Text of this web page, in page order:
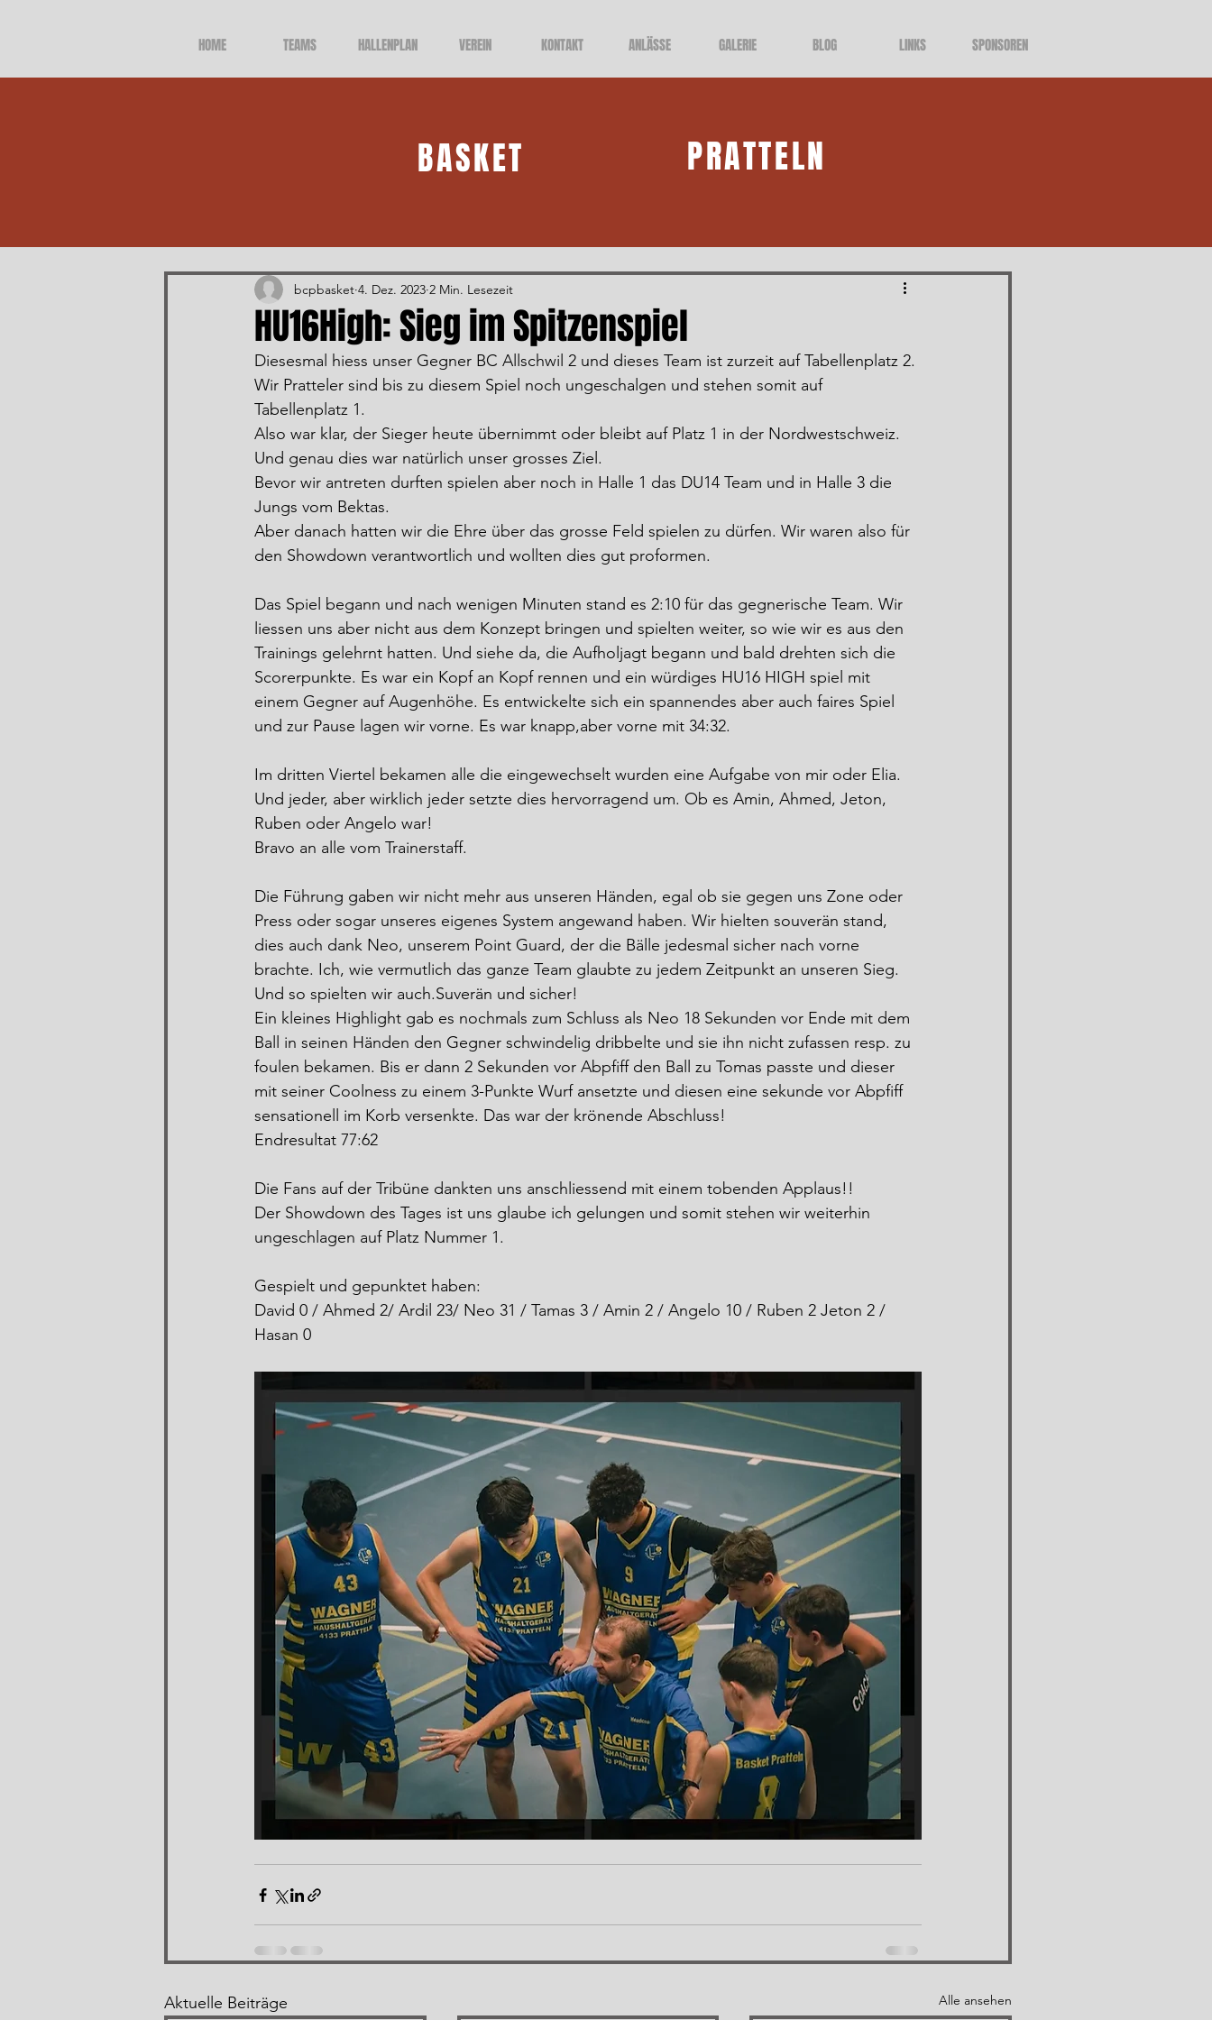
HOME TEAMS HALLENPLAN VEREIN KONTAKT ANLÄSSE GALERIE BLOG LINKS SPONSOREN
BASKET PRATTELN
HU16High: Sieg im Spitzenspiel
bcpbasket 4. Dez. 2023 2 Min. Lesezeit
Diesesmal hiess unser Gegner BC Allschwil 2 und dieses Team ist zurzeit auf Tabellenplatz 2.
Wir Pratteler sind bis zu diesem Spiel noch ungeschalgen und stehen somit auf
Tabellenplatz 1.
Also war klar, der Sieger heute übernimmt oder bleibt auf Platz 1 in der Nordwestschweiz.
Und genau dies war natürlich unser grosses Ziel.
Bevor wir antreten durften spielen aber noch in Halle 1 das DU14 Team und in Halle 3 die
Jungs vom Bektas.
Aber danach hatten wir die Ehre über das grosse Feld spielen zu dürfen. Wir waren also für
den Showdown verantwortlich und wollten dies gut proformen.
Das Spiel begann und nach wenigen Minuten stand es 2:10 für das gegnerische Team. Wir
liessen uns aber nicht aus dem Konzept bringen und spielten weiter, so wie wir es aus den
Trainings gelehrnt hatten. Und siehe da, die Aufholjagt begann und bald drehten sich die
Scorerpunkte. Es war ein Kopf an Kopf rennen und ein würdiges HU16 HIGH spiel mit
einem Gegner auf Augenhöhe. Es entwickelte sich ein spannendes aber auch faires Spiel
und zur Pause lagen wir vorne. Es war knapp,aber vorne mit 34:32.
Im dritten Viertel bekamen alle die eingewechselt wurden eine Aufgabe von mir oder Elia.
Und jeder, aber wirklich jeder setzte dies hervorragend um. Ob es Amin, Ahmed, Jeton,
Ruben oder Angelo war!
Bravo an alle vom Trainerstaff.
Die Führung gaben wir nicht mehr aus unseren Händen, egal ob sie gegen uns Zone oder
Press oder sogar unseres eigenes System angewand haben. Wir hielten souverän stand,
dies auch dank Neo, unserem Point Guard, der die Bälle jedesmal sicher nach vorne
brachte. Ich, wie vermutlich das ganze Team glaubte zu jedem Zeitpunkt an unseren Sieg.
Und so spielten wir auch.Suverän und sicher!
Ein kleines Highlight gab es nochmals zum Schluss als Neo 18 Sekunden vor Ende mit dem
Ball in seinen Händen den Gegner schwindelig dribbelte und sie ihn nicht zufassen resp. zu
foulen bekamen. Bis er dann 2 Sekunden vor Abpfiff den Ball zu Tomas passte und dieser
mit seiner Coolness zu einem 3-Punkte Wurf ansetzte und diesen eine sekunde vor Abpfiff
sensationell im Korb versenkte. Das war der krönende Abschluss!
Endresultat 77:62
Die Fans auf der Tribüne dankten uns anschliessend mit einem tobenden Applaus!!
Der Showdown des Tages ist uns glaube ich gelungen und somit stehen wir weiterhin
ungeschlagen auf Platz Nummer 1.
Gespielt und gepunktet haben:
David 0 / Ahmed 2/ Ardil 23/ Neo 31 / Tamas 3 / Amin 2 / Angelo 10 / Ruben 2 Jeton 2 /
Hasan 0
Aktuelle Beiträge Alle ansehen